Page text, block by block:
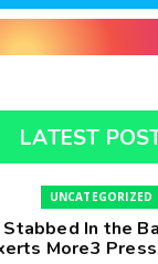
LATEST
UNCATEGORIZED
In the
More3